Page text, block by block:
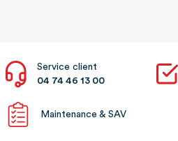
Service client
04 74 46 13 00
Maintenance & SAV